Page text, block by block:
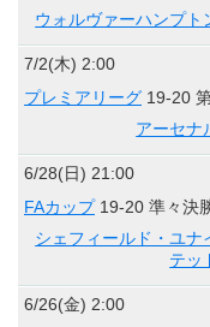
ウォルヴァーハンプト
7/2(木) 2:00
プレミアリーグ 19-20
アーセナ
6/28(日) 21:00
FAカップ19-20 準々決
シェフィールド・ユナ
テッ
6/26(金) 2:00